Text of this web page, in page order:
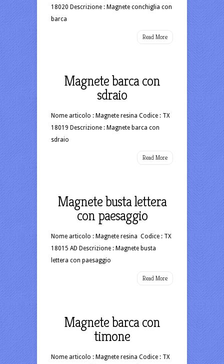
18020 Descrizione : Magnete conchiglia con
barca
Read More
Magnete barca con
sdraio
Nome articolo : Magnete resina Codice : TX
18019 Descrizione : Magnete barca con
sdraio
Read More
Magnete busta lettera
con paesaggio
Nome articolo : Magnete resina Codice : TX
18015 AD Descrizione : Magnete busta
lettera con paesaggio
Read More
Magnete barca con
timone
Nome articolo : Magnete resina Codice : TX